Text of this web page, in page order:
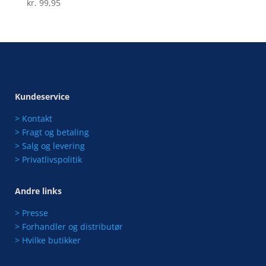
3.67
kr. 99,95
Kundeservice
> Kontakt
> Fragt og betaling
> Salg og levering
> Privatlivspolitik
Andre links
> Presse
> Forhandler og distributør
> Hvilke butikker